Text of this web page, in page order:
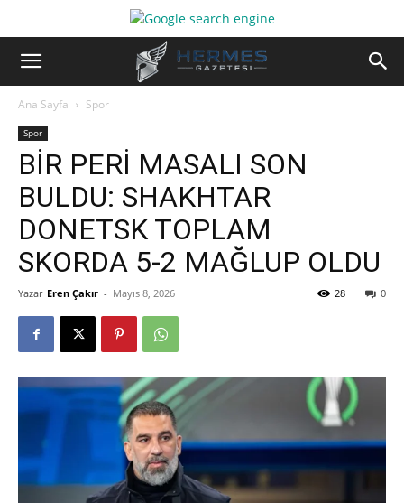
Ana Sayfa Spor
Spor
BİR PERİ MASALI SON
BULDU: SHAKHTAR
DONETSK TOPLAM
SKORDA 5-2 MAĞLUP OLDU
Yazar Eren Çakır - Mayıs 8, 2026 0
28